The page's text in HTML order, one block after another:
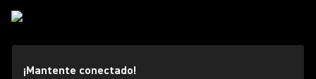
¡Mantente conectado!